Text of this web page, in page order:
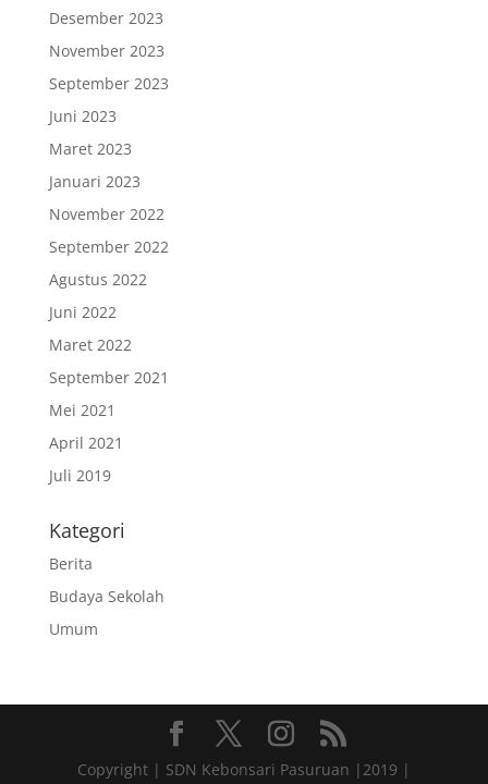
Desember 2023
November 2023
September 2023
Juni 2023
Maret 2023
Januari 2023
November 2022
September 2022
Agustus 2022
Juni 2022
Maret 2022
September 2021
Mei 2021
April 2021
Juli 2019
Kategori
Berita
Budaya Sekolah
Umum
Copyright | SDN Kebonsari Pasuruan |2019 |